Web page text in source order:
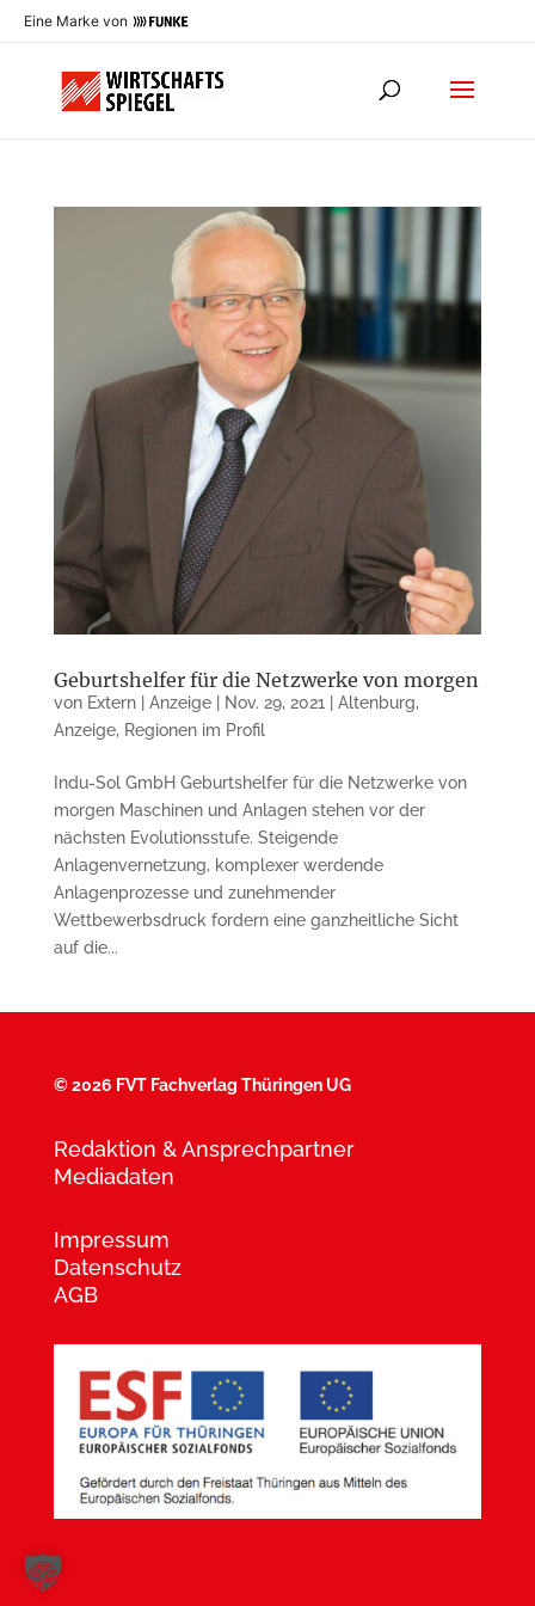
Eine Marke von
Geburtshelfer für die Netzwerke von morgen
von Extern | Anzeige| Nov. 29, 2021| Altenburg,
Anzeige, Regionen im Profil
Indu-Sol GmbH Geburtshelfer für die Netzwerke von
morgen Maschinen und Anlagen stehen vor der
nächsten Evolutionsstufe. Steigende
Anlagenvernetzung, komplexer werdende
Anlagenprozesse und zunehmender
Wettbewerbsdruck fordern eine ganzheitliche Sicht
auf die...
©2026 FVT Fachverlag Thüringen UG
Redaktion & Ansprechpartner
Mediadaten
Impressum
Datenschutz
AGB